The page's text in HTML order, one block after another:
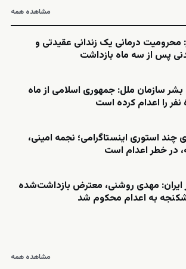
مشاهده همه
محرومیت درمانی یک زندانی عقیدتی و
پس از سه ماه بازداشت
سازمان ملل: جمهوری اسلامی از ماه
چند استوری اینستاگرامی؛ نجمه امینی،
مهدی روشنی، معترض بازداشت‌شده
به اعدام محکوم شد
مشاهده همه